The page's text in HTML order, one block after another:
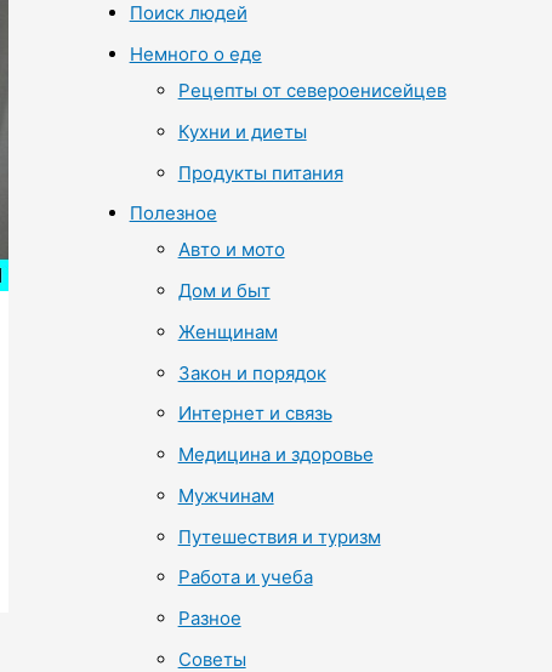
Поиск людей
Немного о еде
Рецепты от североенисейцев
Кухни и диеты
Продукты питания
Полезное
Авто и мото
Дом и быт
Женщинам
Закон и порядок
Интернет и связь
Медицина и здоровье
Мужчинам
Путешествия и туризм
Работа и учеба
Разное
Советы